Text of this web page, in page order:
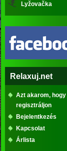
Lyžovačka
Relaxuj.net
Azt akarom, hogy
regisztráljon
Bejelentkezés
Kapcsolat
Árlista